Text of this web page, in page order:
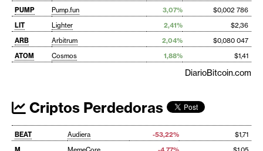
PUMP
Pump.fun 3,07%
$0,002 786
LIT
Lighter 2,41%
$2,36
ARB
Arbitrum 2,04%
$0,080 047
ATOM
Cosmos 1,88% $1,41
DiarioBitcoin.com
Criptos Perdedoras
BEAT Audiera -53,22%
$1,71